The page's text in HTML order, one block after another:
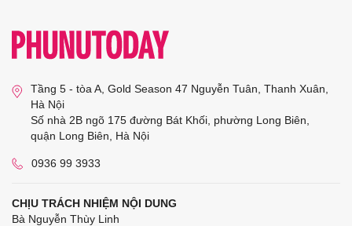
Tầng 5 - tòa A, Gold Season 47 Nguyễn Tuân, Thanh Xuân,
Hà Nội
Số nhà 2B ngõ 175 đường Bát Khối, phường Long Biên,
quận Long Biên, Hà Nội
0936 99 3933
CHỊU TRÁCH NHIỆM NỘI DUNG
Bà Nguyễn Thùy Linh